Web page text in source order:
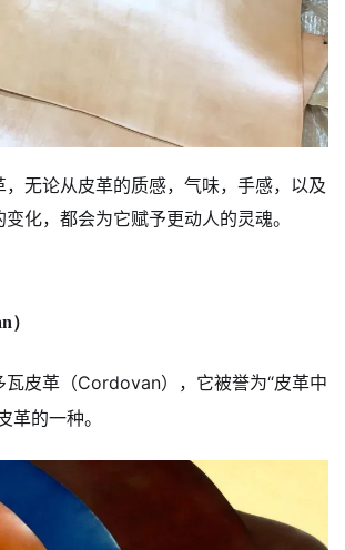
，无论从皮革的质感，气味，手感，以及
化，都会为它赋予更动人的灵魂。
）
瓦皮革（Cordovan），它被誉为“皮革中
革的一种。